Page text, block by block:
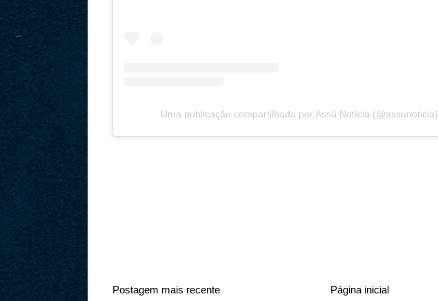
Uma publicação compartilhada por Assú Notícia (@assunoticia)
Postagem mais recente Página inicial